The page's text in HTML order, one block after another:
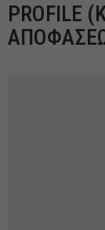
PROFILE